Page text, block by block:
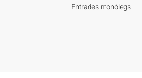
Entrades monòlegs